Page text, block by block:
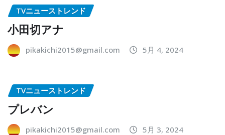
TVニューストレンド
小田切アナ
pikakichi2015@gmail.com 5月 4, 2024
TVニューストレンド
プレバン
pikakichi2015@gmail.com 5月 3, 2024